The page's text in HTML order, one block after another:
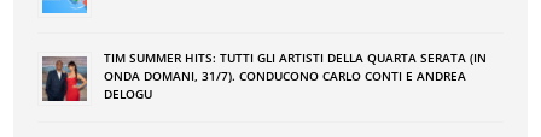
TIM SUMMER HITS: TUTTI GLI ARTISTI DELLA QUARTA SERATA (IN
ONDA DOMANI, 31/7). CONDUCONO CARLO CONTI E ANDREA
DELOGU